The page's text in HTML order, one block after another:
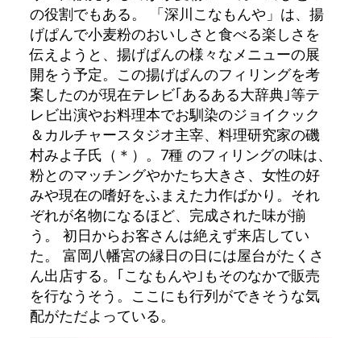
の役割でもある。 「深川こなもんや」は、揚
げぱんで小麦粉のおいしさと食べる楽しさを
伝えようと、揚げぱんの様々なメニューの展
開をう予定。この揚げぱんのフィリングを考
案したのが現在テレビ｢あるある大辞典｣等テ
レビ出演やお料理本でお馴染のジョイクック
＆カルチャースタジオ主宰、料理研究家の磯
村みよ子氏（＊）。7種 のフィリングの味は、
粉とのマッチングやかたち大きさ、女性の好
みや現在の嗜好をふまえた力作ばかり。それ
ぞれが名物になるほど、完成された味が揃
う。 初日からお客さんは絶えず来店してい
た。 富岡八幡宮の縁日の日には屋台がたくさ
ん出店する。｢こなもんや｣もそのなかで販売
を行なうそう。ここにも行列ができそうな気
配がただよっている。